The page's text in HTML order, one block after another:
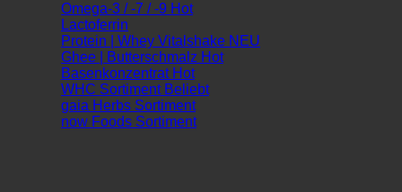
Omega-3 / -7 / -9
Lactoferrin
Protein | Whey Vitalshake
Ghee | Butterschmalz
Basenkonzentrat
WHC Sortiment
gaia Herbs Sortiment
now Foods Sortiment